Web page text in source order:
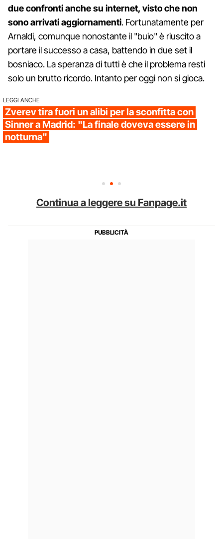
due confronti anche su internet, visto che non
sono arrivati aggiornamenti. Fortunatamente per
Arnaldi, comunque nonostante il "buio" è riuscito a
portare il successo a casa, battendo in due set il
bosniaco. La speranza di tutti è che il problema resti
solo un brutto ricordo. Intanto per oggi non si gioca.
LEGGI ANCHE
Zverev tira fuori un alibi per la sconfitta con
Sinner a Madrid: "La finale doveva essere in
notturna"
Continua a leggere su Fanpage.it